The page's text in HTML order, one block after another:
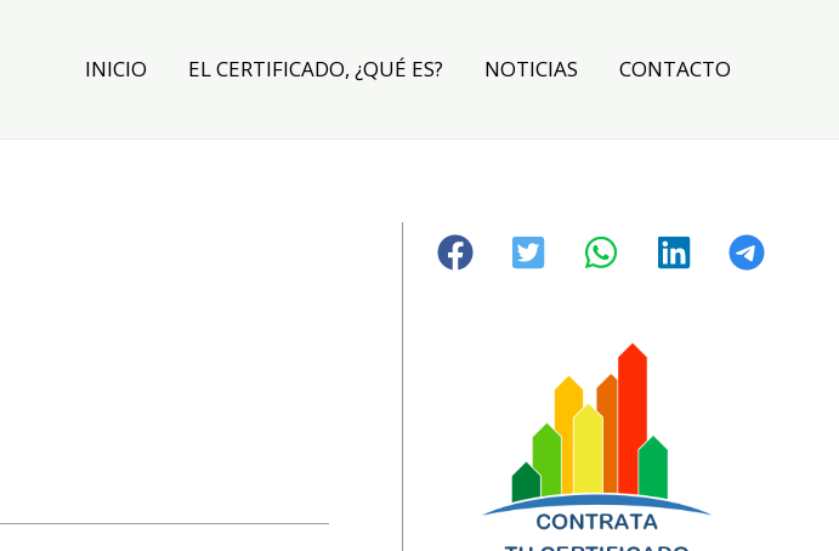
INICIO EL CERTIFICADO, ¿QUÉ ES? NOTICIAS CONTACTO